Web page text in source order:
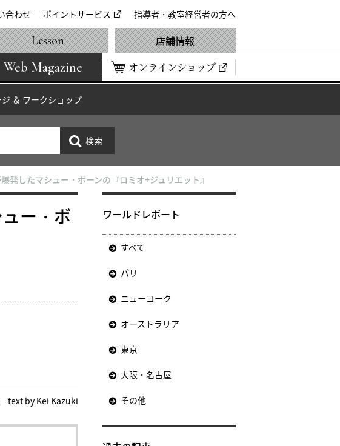
合わせ ポイントサービス 指導者・教室経営者の方へ
Web Magazine オンラインショップ
Lesson 店舗情報
ジ ＆ ワークショップ
発したマシュー・ボーンの『ロミオ+ジュリエット』
ー・ボ
text by Kei Kazuki
ワールドレポート
すべて
パリ
ニューヨーク
オーストラリア
東京
大阪・名古屋
その他